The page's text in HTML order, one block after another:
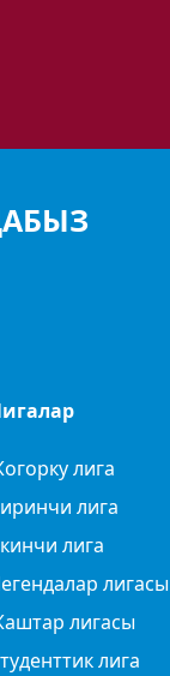
лига
лига
лига
лигасы
лигасы
лига